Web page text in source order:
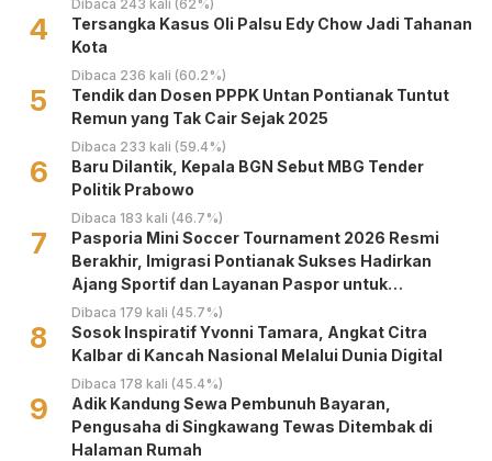
Dibaca 243 kali (62%)
4
Tersangka Kasus Oli Palsu Edy Chow Jadi Tahanan
Kota
Dibaca 236 kali (60.2%)
5
Tendik dan Dosen PPPK Untan Pontianak Tuntut
Remun yang Tak Cair Sejak 2025
Dibaca 233 kali (59.4%)
6
Baru Dilantik, Kepala BGN Sebut MBG Tender
Politik Prabowo
Dibaca 183 kali (46.7%)
7
Pasporia Mini Soccer Tournament 2026 Resmi
Berakhir, Imigrasi Pontianak Sukses Hadirkan
Ajang Sportif dan Layanan Paspor untuk
Masyarakat
Dibaca 179 kali (45.7%)
8
‎Sosok Inspiratif Yvonni Tamara, Angkat Citra
Kalbar di Kancah Nasional Melalui Dunia Digital ‎
Dibaca 178 kali (45.4%)
9
Adik Kandung Sewa Pembunuh Bayaran,
Pengusaha di Singkawang Tewas Ditembak di
Halaman Rumah